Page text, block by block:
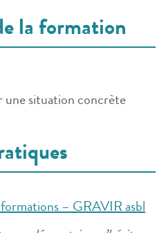
la formation
une situation concrète
– GRAVIR asbl